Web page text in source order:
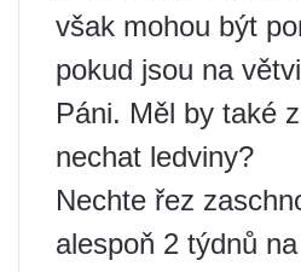
však mohou být
pokud jsou na
Páni. Měl by také
nechat ledviny?
Nechte řez
alespoň 2 týdnů